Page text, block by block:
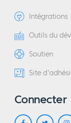
Intégrations
Outils du
Soutien
Site
Connecter